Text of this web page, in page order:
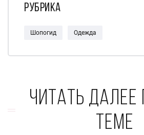
Рубрика
Шопогид Одежда
Читать далее
теме